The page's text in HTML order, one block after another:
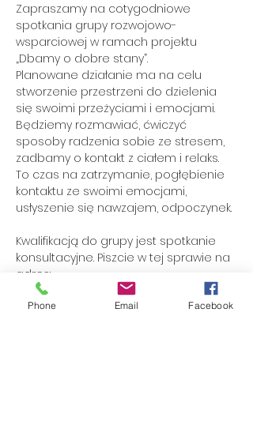
Zapraszamy na cotygodniowe
spotkania grupy rozwojowo-
wsparciowej w ramach projektu
„Dbamy o dobre stany”.
Planowane działanie ma na celu
stworzenie przestrzeni do dzielenia
się swoimi przeżyciami i emocjami.
Będziemy rozmawiać, ćwiczyć
sposoby radzenia sobie ze stresem,
zadbamy o kontakt z ciałem i relaks.
To czas na zatrzymanie, pogłębienie
kontaktu ze swoimi emocjami,
usłyszenie się nawzajem, odpoczynek.
Kwalifikacją do grupy jest spotkanie
konsultacyjne. Piszcie w tej sprawie na
adres:
dbamyodobrestany@gmail.com
Phone Email Facebook